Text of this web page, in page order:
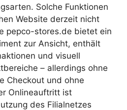
Solche Funktionen
Website derzeit nicht
pepco-stores.de bietet ein
zur Ansicht, enthält
und visuell
– allerdings ohne
Checkout und ohne
Onlineauftritt ist
des Filialnetzes